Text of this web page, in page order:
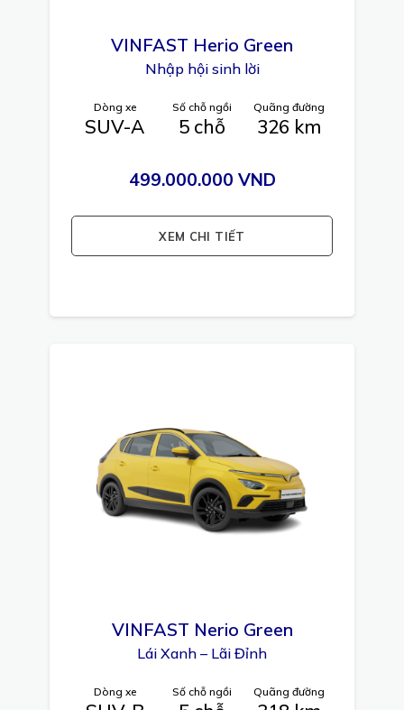
VINFAST Herio Green
Nhập hội sinh lời
Dòng xe
SUV-A
Số chỗ ngồi
5 chỗ
Quãng đường
326 km
499.000.000 VND
XEM CHI TIẾT
VINFAST Nerio Green
Lái Xanh – Lãi Đỉnh
Dòng xe Số chỗ ngồi Quãng đường